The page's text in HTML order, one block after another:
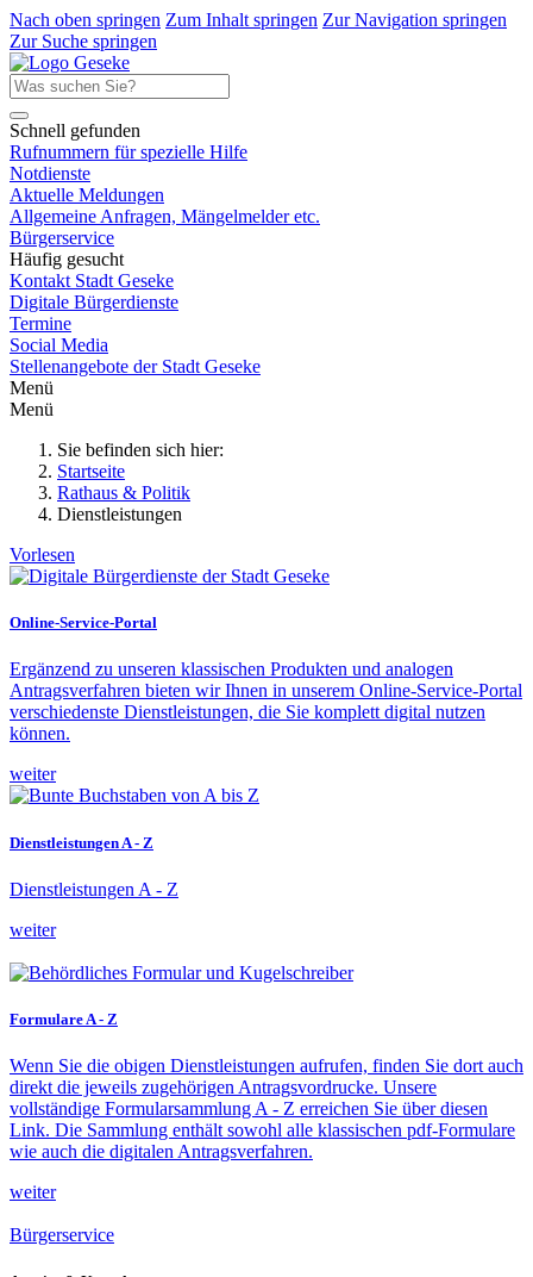
Nach oben springen Zum Inhalt springen Zur Navigation springen
Zur Suche springen
Schnell gefunden
Rufnummern für spezielle Hilfe
Notdienste
Aktuelle Meldungen
Allgemeine Anfragen, Mängelmelder etc.
Bürgerservice
Häufig gesucht
Kontakt Stadt Geseke
Digitale Bürgerdienste
Termine
Social Media
Stellenangebote der Stadt Geseke
Menü
Menü
Sie befinden sich hier:
Startseite
Rathaus & Politik
Dienstleistungen
Vorlesen
Online-Service-Portal
Ergänzend zu unseren klassischen Produkten und analogen
Antragsverfahren bieten wir Ihnen in unserem Online-Service-Portal
verschiedenste Dienstleistungen, die Sie komplett digital nutzen
können.
weiter
Dienstleistungen A - Z
Dienstleistungen A - Z
weiter
Formulare A - Z
Wenn Sie die obigen Dienstleistungen aufrufen, finden Sie dort auch
direkt die jeweils zugehörigen Antragsvordrucke. Unsere
vollständige Formularsammlung A - Z erreichen Sie über diesen
Link. Die Sammlung enthält sowohl alle klassischen pdf-Formulare
wie auch die digitalen Antragsverfahren.
weiter
Bürgerservice